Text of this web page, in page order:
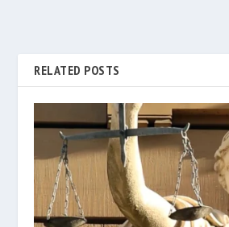
RELATED POSTS